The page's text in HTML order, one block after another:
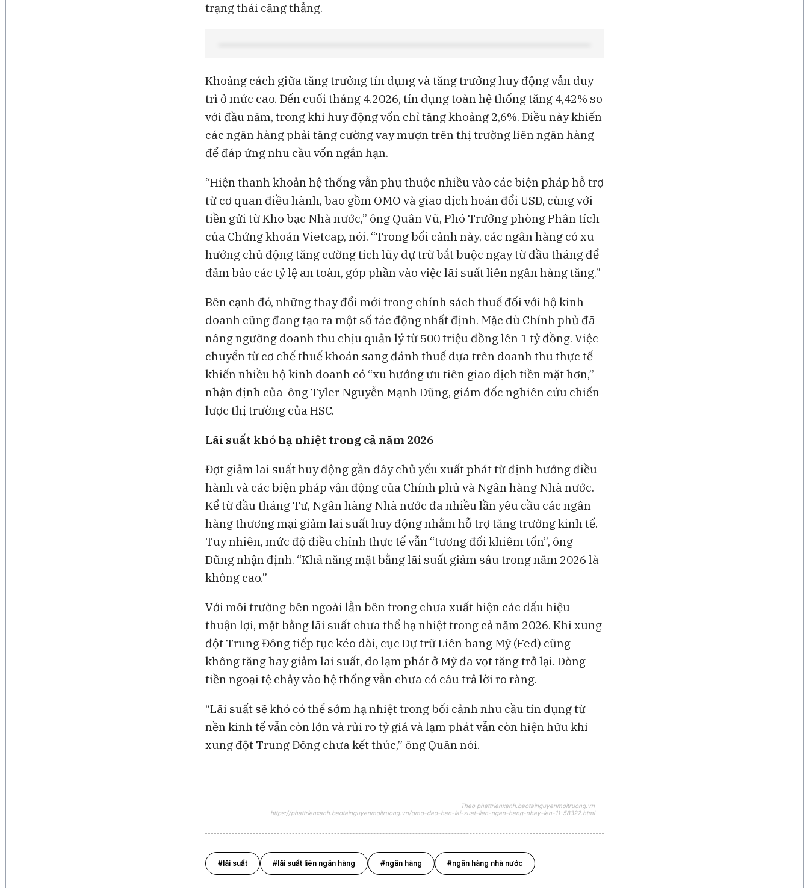
trạng thái căng thẳng.
Khoảng cách giữa tăng trưởng tín dụng và tăng trưởng huy động vẫn duy
trì ở mức cao. Đến cuối tháng 4.2026, tín dụng toàn hệ thống tăng 4,42% so
với đầu năm, trong khi huy động vốn chỉ tăng khoảng 2,6%. Điều này khiến
các ngân hàng phải tăng cường vay mượn trên thị trường liên ngân hàng
để đáp ứng nhu cầu vốn ngắn hạn.
“Hiện thanh khoản hệ thống vẫn phụ thuộc nhiều vào các biện pháp hỗ trợ
từ cơ quan điều hành, bao gồm OMO và giao dịch hoán đổi USD, cùng với
tiền gửi từ Kho bạc Nhà nước,” ông Quân Vũ, Phó Trưởng phòng Phân tích
của Chứng khoán Vietcap, nói. “Trong bối cảnh này, các ngân hàng có xu
hướng chủ động tăng cường tích lũy dự trữ bắt buộc ngay từ đầu tháng để
đảm bảo các tỷ lệ an toàn, góp phần vào việc lãi suất liên ngân hàng tăng.”
Bên cạnh đó, những thay đổi mới trong chính sách thuế đối với hộ kinh
doanh cũng đang tạo ra một số tác động nhất định. Mặc dù Chính phủ đã
nâng ngưỡng doanh thu chịu quản lý từ 500 triệu đồng lên 1 tỷ đồng. Việc
chuyển từ cơ chế thuế khoán sang đánh thuế dựa trên doanh thu thực tế
khiến nhiều hộ kinh doanh có “xu hướng ưu tiên giao dịch tiền mặt hơn,”
nhận định của ông Tyler Nguyễn Mạnh Dũng, giám đốc nghiên cứu chiến
lược thị trường của HSC.
Lãi suất khó hạ nhiệt trong cả năm 2026
Đợt giảm lãi suất huy động gần đây chủ yếu xuất phát từ định hướng điều
hành và các biện pháp vận động của Chính phủ và Ngân hàng Nhà nước.
Kể từ đầu tháng Tư, Ngân hàng Nhà nước đã nhiều lần yêu cầu các ngân
hàng thương mại giảm lãi suất huy động nhằm hỗ trợ tăng trưởng kinh tế.
Tuy nhiên, mức độ điều chỉnh thực tế vẫn “tương đối khiêm tốn”, ông
Dũng nhận định. “Khả năng mặt bằng lãi suất giảm sâu trong năm 2026 là
không cao.”
Với môi trường bên ngoài lẫn bên trong chưa xuất hiện các dấu hiệu
thuận lợi, mặt bằng lãi suất chưa thể hạ nhiệt trong cả năm 2026. Khi xung
đột Trung Đông tiếp tục kéo dài, cục Dự trữ Liên bang Mỹ (Fed) cũng
không tăng hay giảm lãi suất, do lạm phát ở Mỹ đã vọt tăng trở lại. Dòng
tiền ngoại tệ chảy vào hệ thống vẫn chưa có câu trả lời rõ ràng.
“Lãi suất sẽ khó có thể sớm hạ nhiệt trong bối cảnh nhu cầu tín dụng từ
nền kinh tế vẫn còn lớn và rủi ro tỷ giá và lạm phát vẫn còn hiện hữu khi
xung đột Trung Đông chưa kết thúc,” ông Quân nói.
Theo phattrienxanh.baotainguyenmoitruong.vn
https://phattrienxanh.baotainguyenmoitruong.vn/omo-dao-han-lai-suat-lien-ngan-hang-nhay-len-11-58322.html
#lãi suất #lãi suất liên ngân hàng #ngân hàng #ngân hàng nhà nước